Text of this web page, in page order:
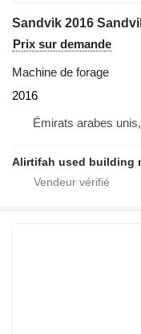
Sandvik 2016
Prix sur demande
Machine de forage
2016
Émirats arabes